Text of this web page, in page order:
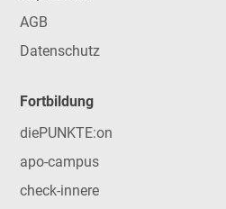
AGB
Datenschutz
Fortbildung
diePUNKTE:on
apo-campus
check-innere